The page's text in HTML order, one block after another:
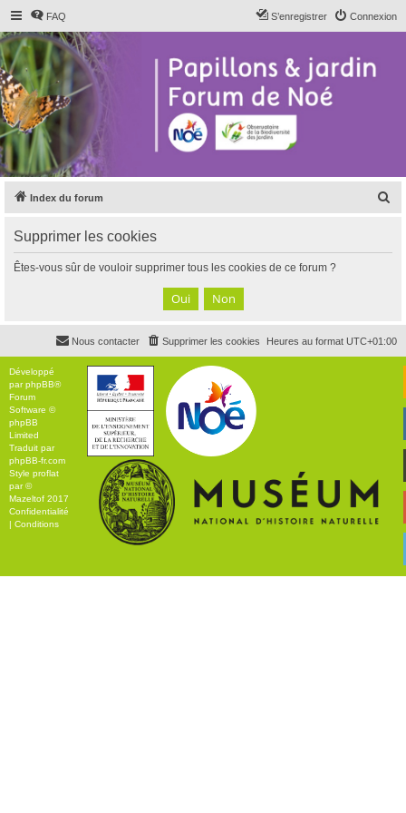
FAQ Connexion
S’enregistrer
Index du forum
c
Supprimer les cookies
Êtes-vous sûr de vouloir supprimer tous les cookies de ce forum ?
Heures au format UTC+01:00
Supprimer les cookies
Nous contacter
Développé
parphpBB®
Forum
Software ©
phpBB
Limited
Traduit par
phpBB-fr.com
Style proflat
par ©
Mazeltof 2017
Confidentialité
| Conditions